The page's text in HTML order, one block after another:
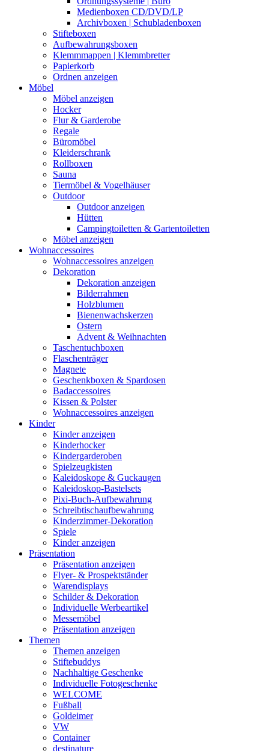
Medienboxen CD/DVD/LP
Archivboxen | Schubladenboxen
Stifteboxen
Aufbewahrungsboxen
Klemmmappen | Klemmbretter
Papierkorb
Ordnen anzeigen
Möbel
Möbel anzeigen
Hocker
Flur & Garderobe
Regale
Büromöbel
Kleiderschrank
Rollboxen
Sauna
Tiermöbel & Vogelhäuser
Outdoor
Outdoor anzeigen
Hütten
Campingtoiletten & Gartentoiletten
Möbel anzeigen
Wohnaccessoires
Wohnaccessoires anzeigen
Dekoration
Dekoration anzeigen
Bilderrahmen
Holzblumen
Bienenwachskerzen
Ostern
Advent & Weihnachten
Taschentuchboxen
Flaschenträger
Magnete
Geschenkboxen & Spardosen
Badaccessoires
Kissen & Polster
Wohnaccessoires anzeigen
Kinder
Kinder anzeigen
Kinderhocker
Kindergarderoben
Spielzeugkisten
Kaleidoskope & Guckaugen
Kaleidoskop-Bastelsets
Pixi-Buch-Aufbewahrung
Schreibtischaufbewahrung
Kinderzimmer-Dekoration
Spiele
Kinder anzeigen
Präsentation
Präsentation anzeigen
Flyer- & Prospektständer
Warendisplays
Schilder & Dekoration
Individuelle Werbeartikel
Messemöbel
Präsentation anzeigen
Themen
Themen anzeigen
Stiftebuddys
Nachhaltige Geschenke
Individuelle Fotogeschenke
WELCOME
Fußball
Goldeimer
VW
Container
destinature